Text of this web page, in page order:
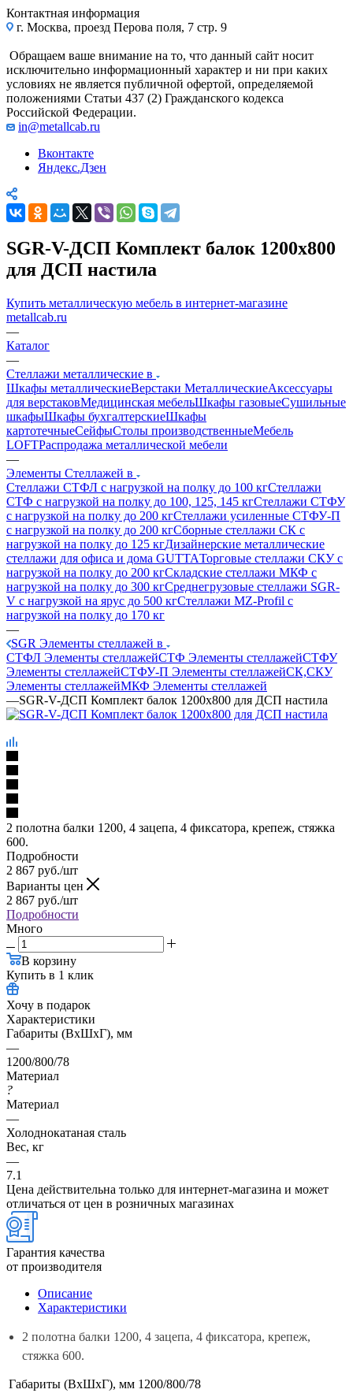
Контактная информация
г. Москва, проезд Перова поля, 7 стр. 9
Обращаем ваше внимание на то, что данный сайт носит
исключительно информационный характер и ни при каких
условиях не является публичной офертой, определяемой
положениями Статьи 437 (2) Гражданского кодекса
Российской Федерации.
in@metallcab.ru
Вконтакте
Яндекс.Дзен
SGR-V-ДСП Комплект балок 1200x800
для ДСП настила
Купить металлическую мебель в интернет-магазине
metallcab.ru
—
Каталог
—
Стеллажи металлические в
Шкафы металлическиеВерстаки МеталлическиеАксессуары
для верстаковМедицинская мебельШкафы газовыеСушильные
шкафыШкафы бухгалтерскиеШкафы
картотечныеСейфыСтолы производственныеМебель
LOFTРаспродажа металлической мебели
—
Элементы Стеллажей в
Стеллажи СТФЛ с нагрузкой на полку до 100 кгСтеллажи
СТФ с нагрузкой на полку до 100, 125, 145 кгСтеллажи СТФУ
с нагрузкой на полку до 200 кгСтеллажи усиленные СТФУ-П
с нагрузкой на полку до 200 кгСборные стеллажи СК с
нагрузкой на полку до 125 кгДизайнерские металлические
стеллажи для офиса и дома GUTTAТорговые стеллажи СКУ с
нагрузкой на полку до 200 кгСкладские стеллажи МКФ с
нагрузкой на полку до 300 кгСреднегрузовые стеллажи SGR-
V с нагрузкой на ярус до 500 кгСтеллажи MZ-Profil с
нагрузкой на полку до 170 кг
—
SGR Элементы стеллажей в
СТФЛ Элементы стеллажейСТФ Элементы стеллажейСТФУ
Элементы стеллажейСТФУ-П Элементы стеллажейСК,СКУ
Элементы стеллажейМКФ Элементы стеллажей
—SGR-V-ДСП Комплект балок 1200x800 для ДСП настила
2 полотна балки 1200, 4 зацепа, 4 фиксатора, крепеж, стяжка
600.
Подробности
2 867 руб./шт
Варианты цен
2 867 руб./шт
Подробности
Много
В корзину
Купить в 1 клик
Хочу в подарок
Характеристики
Габариты (ВхШхГ), мм
—
1200/800/78
Материал
?
Материал
—
Холоднокатаная сталь
Вес, кг
—
7.1
Цена действительна только для интернет-магазина и может
отличаться от цен в розничных магазинах
Гарантия качества
от производителя
Описание
Характеристики
2 полотна балки 1200, 4 зацепа, 4 фиксатора, крепеж,
стяжка 600.
Габариты (ВхШхГ), мм 1200/800/78